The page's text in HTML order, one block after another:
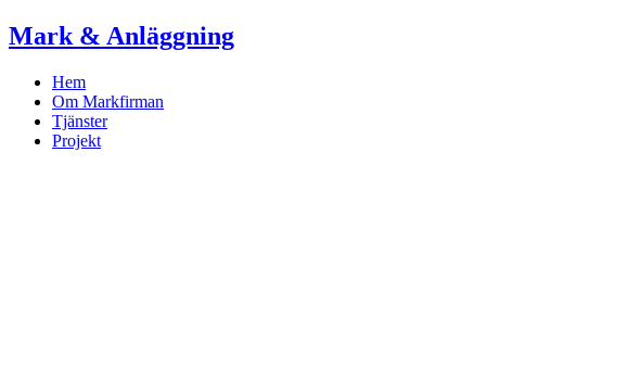
Skip
to
Mark & Anläggning
Hem
Om Markfirman
Tjänster
Projekt